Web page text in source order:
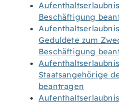
Beschäftigung
Geduldete zum
Beschäftigung
Staatsangehörige
beantragen